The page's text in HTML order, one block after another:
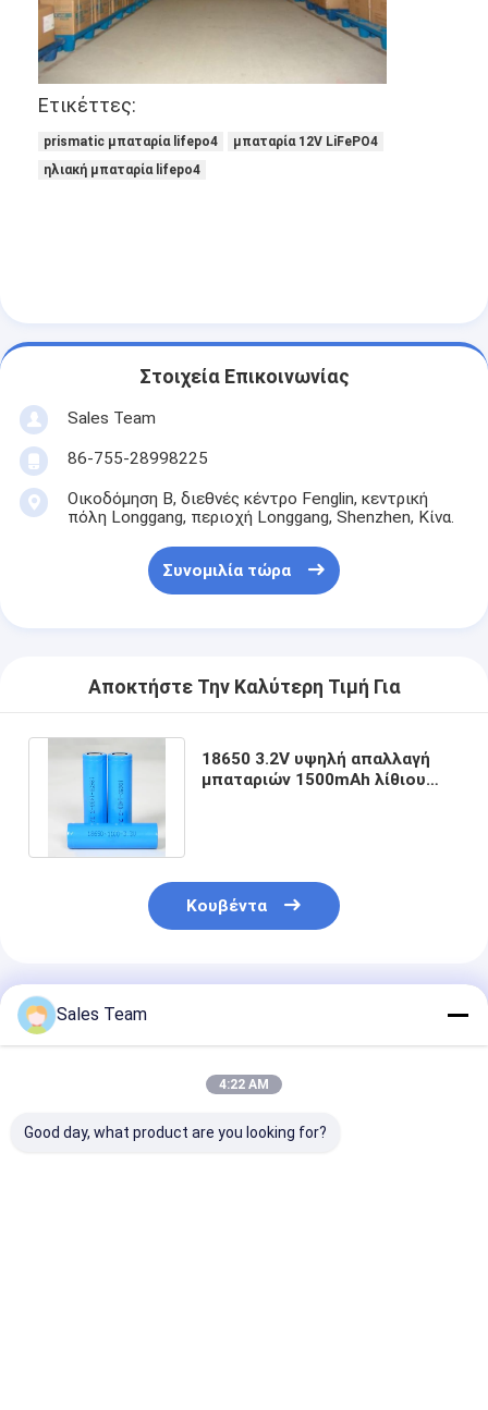
Ποιοτικός έλεγχος
Μας ελάτε σε επαφή με
Ειδήσεις
Συνομιλία τώρα
Μπαταρία Lithium Polymer
NiCd επαναφορτιζόμενες μπαταρίες
LCD φορτιστής μπαταρίας
πακέτα μπαταριών NiMH
πακέτα μπαταριών ιόντων λιθίου
φακός επαναφορτιζόμενη μπαταρία
μπαταρία φωτισμού έκτακτης ανάγκης
Μπαταρία λι Mno2
Μπαταρία λι Socl2
Αρχική μπαταρία λίθιου
Ετικέττες:
prismatic μπαταρία lifepo4
μπαταρία 12V LiFePO4
ηλιακή μπαταρία lifepo4
Στοιχεία Επικοινωνίας
Sales Team
86-755-28998225
Οικοδόμηση Β, διεθνές κέντρο Fenglin, κεντρική
πόλη Longgang, περιοχή Longgang, Shenzhen, Κίνα.
Συνομιλία τώρα
Αποκτήστε Την Καλύτερη Τιμή Για
18650 3.2V υψηλή απαλλαγή
μπαταριών 1500mAh λίθιου
Κουβέντα
Συνιστώμενα Προϊόντα
Sales Team
4:22 AM
Good day, what product are you looking for?